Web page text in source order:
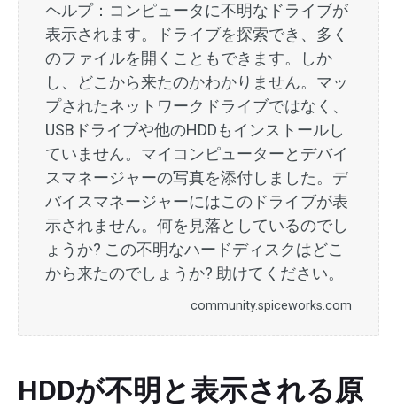
ヘルプ：コンピュータに不明なドライブが
表示されます。ドライブを探索でき、多く
のファイルを開くこともできます。しか
し、どこから来たのかわかりません。マッ
プされたネットワークドライブではなく、
USBドライブや他のHDDもインストールし
ていません。マイコンピューターとデバイ
スマネージャーの写真を添付しました。デ
バイスマネージャーにはこのドライブが表
示されません。何を見落としているのでし
ょうか? この不明なハードディスクはどこ
から来たのでしょうか? 助けてください。
community.spiceworks.com
HDDが不明と表示される原